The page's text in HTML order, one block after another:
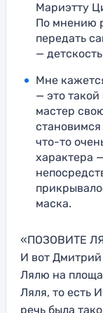
Мариэтту
По мнению
передать
—
Мне
— это
мастер
что-то
характера
маска.
«ПОЗОВИТЕ
И вот
Лялю на
Ляля, то есть
речь была